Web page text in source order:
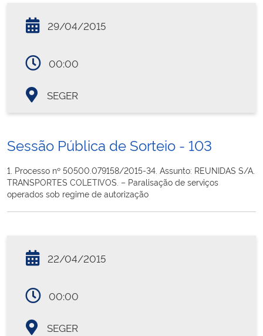
29/04/2015
00:00
SEGER
Sessão Pública de Sorteio - 103
1. Processo nº 50500.079158/2015-34. Assunto: REUNIDAS S/A.
TRANSPORTES COLETIVOS. – Paralisação de serviços
operados sob regime de autorização
22/04/2015
00:00
SEGER